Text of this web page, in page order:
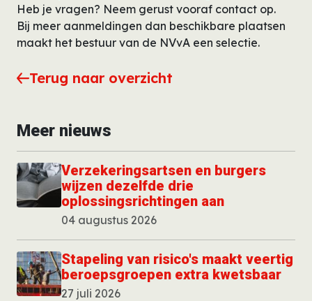
Heb je vragen? Neem gerust vooraf contact op.
Bij meer aanmeldingen dan beschikbare plaatsen
maakt het bestuur van de NVvA een selectie.
Terug naar overzicht
Meer nieuws
Verzekeringsartsen en burgers
wijzen dezelfde drie
oplossingsrichtingen aan
04 augustus 2026
Stapeling van risico's maakt veertig
beroepsgroepen extra kwetsbaar
27 juli 2026